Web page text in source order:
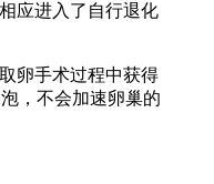
应进入了自行退化
卵手术过程中获得
，不会加速卵巢的